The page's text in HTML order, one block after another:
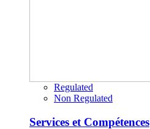
Regulated
Non Regulated
Services et Compétences